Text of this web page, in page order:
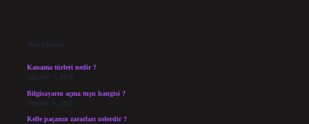
Son Yazılar
Kanama türleri nedir ?
Ağustos 7, 2026
Bilgisayarın açma tuşu hangisi ?
Ağustos 6, 2026
Kelle paçanın zararları nelerdir ?